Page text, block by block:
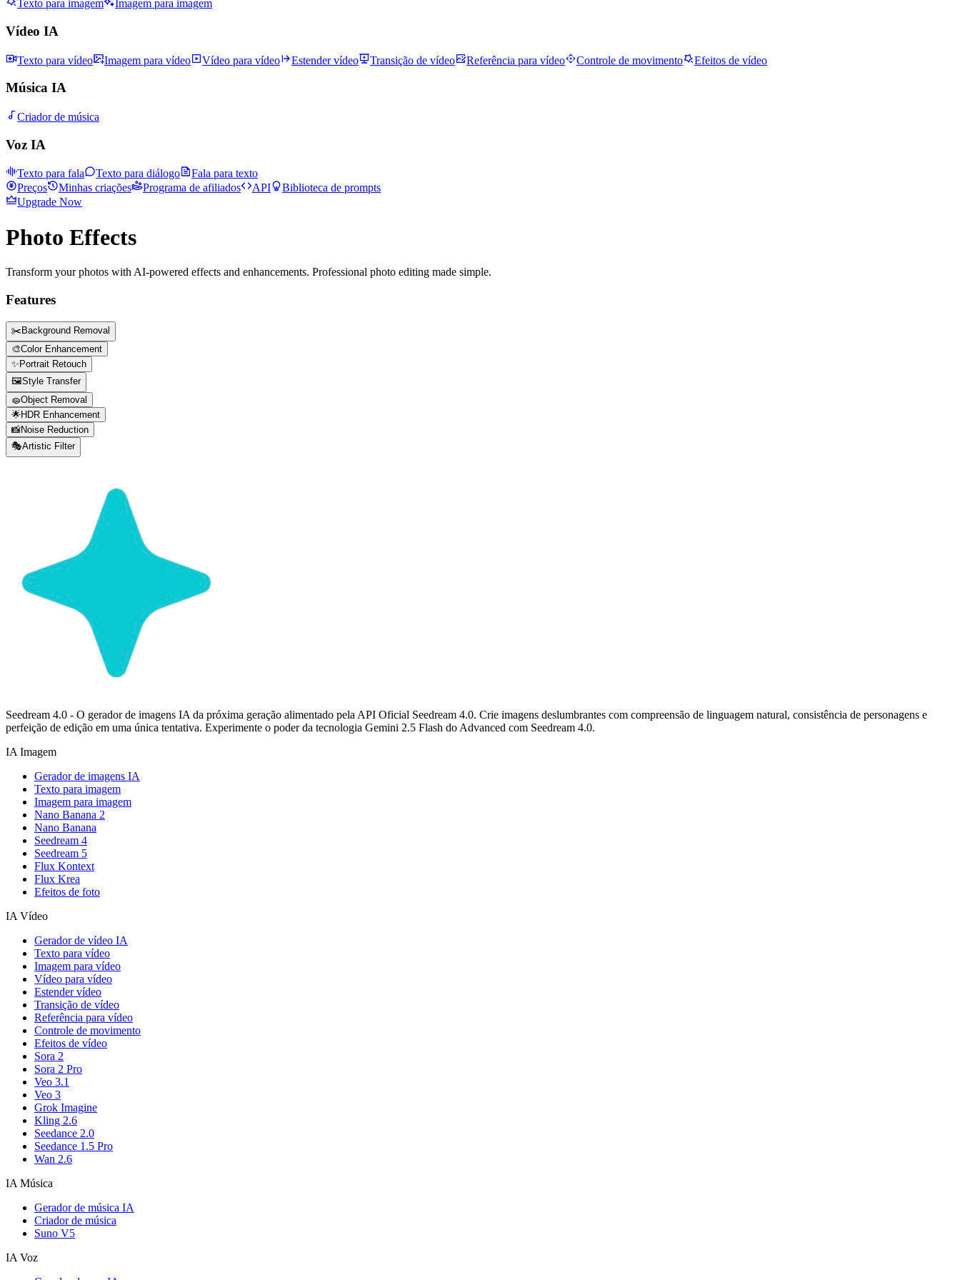
Texto para imagem Imagem para imagem
Vídeo IA
Texto para vídeo Imagem para vídeo Vídeo para vídeo Estender vídeo Transição de vídeo Referência para vídeo Controle de movimento Efeitos de vídeo
Música IA
Criador de música
Voz IA
Texto para fala Texto para diálogo
Fala para texto
Preços
Minhas criações Programa de afiliados API
Biblioteca de prompts
Upgrade Now
Photo Effects
Transform your photos with AI-powered effects and enhancements. Professional photo editing made simple.
Features
✂️Background Removal
🎨Color Enhancement
✨Portrait Retouch
🖼️Style Transfer
🧽Object Removal
🌟HDR Enhancement
📸Noise Reduction
🎭Artistic Filter
Seedream 4.0 - O gerador de imagens IA da próxima geração alimentado pela API Oficial Seedream 4.0. Crie imagens deslumbrantes com compreensão de linguagem natural, consistência de personagens e
perfeição de edição em uma única tentativa. Experimente o poder da tecnologia Gemini 2.5 Flash do Advanced com Seedream 4.0.
IA Imagem
Gerador de imagens IA
Texto para imagem
Imagem para imagem
Nano Banana 2
Nano Banana
Seedream 4
Seedream 5
Flux Kontext
Flux Krea
Efeitos de foto
IA Vídeo
Gerador de vídeo IA
Texto para vídeo
Imagem para vídeo
Vídeo para vídeo
Estender vídeo
Transição de vídeo
Referência para vídeo
Controle de movimento
Efeitos de vídeo
Sora 2
Sora 2 Pro
Veo 3.1
Veo 3
Grok Imagine
Kling 2.6
Seedance 2.0
Seedance 1.5 Pro
Wan 2.6
IA Música
Gerador de música IA
Criador de música
Suno V5
IA Voz